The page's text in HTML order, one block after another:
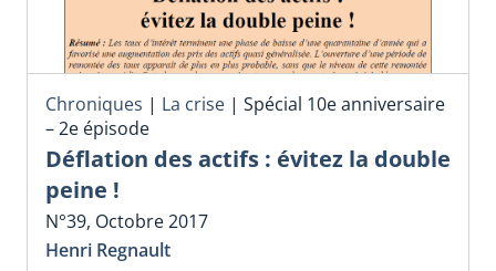
Chroniques | La crise | Spécial 10e anniversaire
– 2e épisode
Déflation des actifs : évitez la double
peine !
N°39, Octobre 2017
Henri Regnault